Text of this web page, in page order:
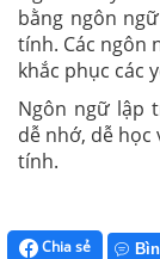
bằng ngôn
tính. Các ngôn
khắc phục các
Ngôn ngữ lập
dễ nhớ, dễ
tính.
Chia sẻ